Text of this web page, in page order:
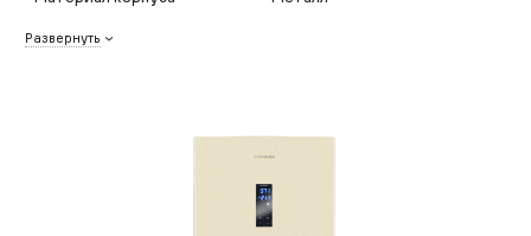
Развернуть